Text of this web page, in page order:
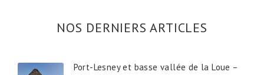
NOS DERNIERS ARTICLES
Port-Lesney et basse vallée de la Loue –